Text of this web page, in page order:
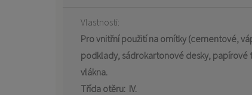
Vlastnosti:
Pro vnitřní použití na omítky (cementové,
podklady, sádrokartonové desky,
vlákna.
Třída otěru: IV.